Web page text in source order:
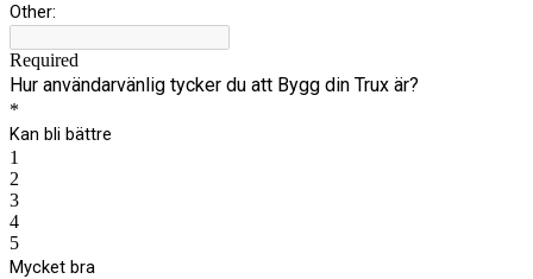
Other:
Required
Hur användarvänlig tycker du att Bygg din Trux är?
*
Kan bli bättre
1
2
3
4
5
Mycket bra